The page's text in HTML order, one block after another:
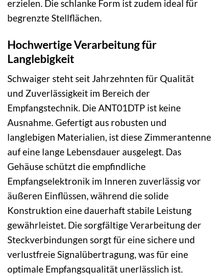
erzielen. Die schlanke Form ist zudem ideal für
begrenzte Stellflächen.
Hochwertige Verarbeitung für
Langlebigkeit
Schwaiger steht seit Jahrzehnten für Qualität
und Zuverlässigkeit im Bereich der
Empfangstechnik. Die ANT01DTP ist keine
Ausnahme. Gefertigt aus robusten und
langlebigen Materialien, ist diese Zimmerantenne
auf eine lange Lebensdauer ausgelegt. Das
Gehäuse schützt die empfindliche
Empfangselektronik im Inneren zuverlässig vor
äußeren Einflüssen, während die solide
Konstruktion eine dauerhaft stabile Leistung
gewährleistet. Die sorgfältige Verarbeitung der
Steckverbindungen sorgt für eine sichere und
verlustfreie Signalübertragung, was für eine
optimale Empfangsqualität unerlässlich ist.